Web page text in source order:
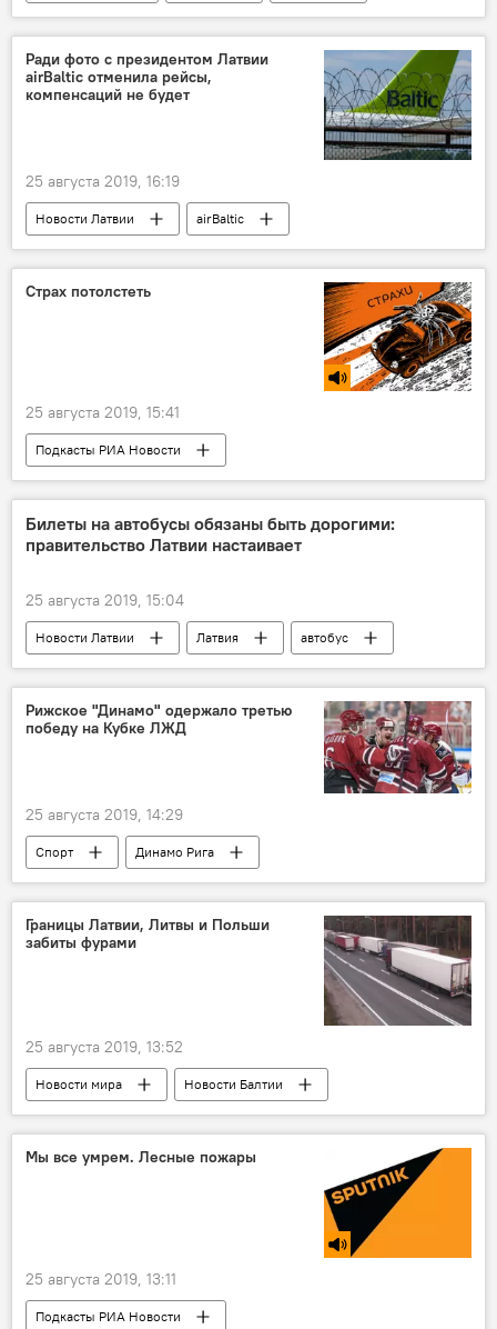
PNB Banka
финансирование
Швейцария
Ради фото с президентом Латвии
airBaltic отменила рейсы,
компенсаций не будет
25 августа 2019, 16:19
Новости Латвии
airBaltic
пассажиры
аэропорт
Страх потолстеть
25 августа 2019, 15:41
Подкасты РИА Новости
Радио Sputnik Латвия
тело
Торт
Билеты на автобусы обязаны быть дорогими:
правительство Латвии настаивает
25 августа 2019, 15:04
Новости Латвии Латвия
автобус
правительство Латвии
конкуренция
Lux Express
стоимость
Рижское "Динамо" одержало третью
победу на Кубке ЛЖД
25 августа 2019, 14:29
Спорт
Динамо Рига
Сборная Латвии по хоккею
победа
Границы Латвии, Литвы и Польши
забиты фурами
25 августа 2019, 13:52
Новости мира
Новости Балтии
Латвия
Литва
Польша
грузовик
граница
Мы все умрем. Лесные пожары
25 августа 2019, 13:11
Подкасты РИА Новости